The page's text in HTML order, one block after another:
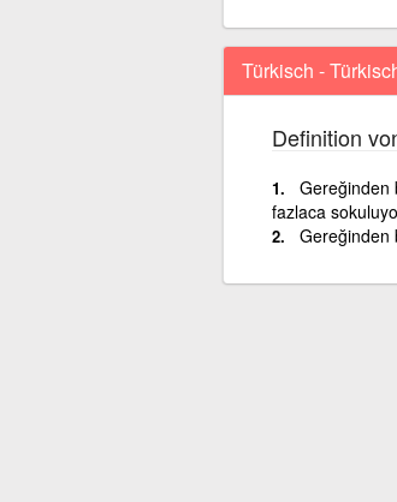
Türkisch -
Definition
Gereğinden
fazlaca
Gereğinden